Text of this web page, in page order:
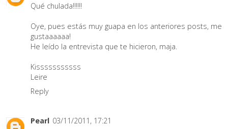
Qué chulada!!!!!!
Oye, pues estás muy guapa en los anteriores posts, me
gustaaaaaa!
He leído la entrevista que te hicieron, maja.
Kisssssssssss
Leire
Reply
Pearl 03/11/2011, 17:21